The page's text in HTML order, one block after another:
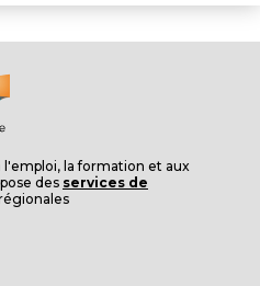
l'emploi, la formation et aux
des services de